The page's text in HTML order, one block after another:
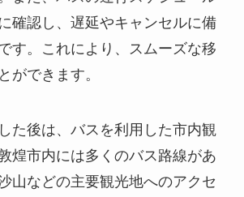
確認し、遅延やキャンセルに備
す。これにより、スムーズな移
ができます。
た後は、バスを利用した市内観
煌市内には多くのバス路線があ
山などの主要観光地へのアクセ